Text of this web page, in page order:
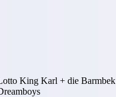
King Karl + die Barmbek